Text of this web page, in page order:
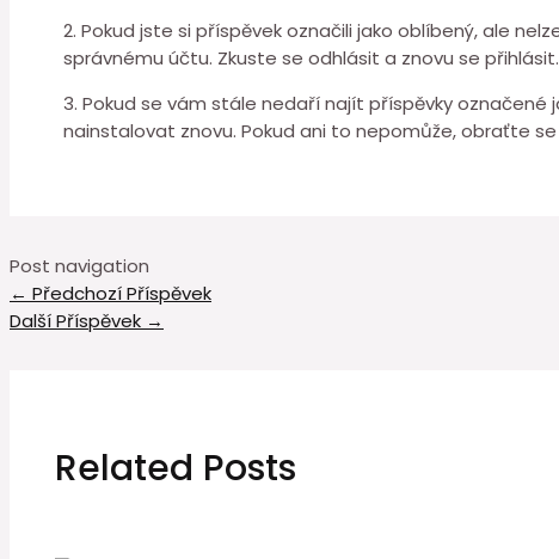
2. Pokud jste si příspěvek označili jako oblíbený, ale
správnému účtu. Zkuste se odhlásit a znovu se přihlásit.
3. Pokud se vám stále nedaří najít příspěvky
nainstalovat znovu. Pokud ani to nepomůže, obraťte
Post navigation
← Předchozí Příspěvek
Další Příspěvek →
Related Posts